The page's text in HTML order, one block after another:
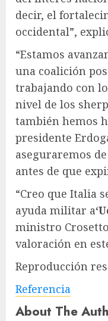
decir, el
occidental”,
“Estamos
una coalición
trabajando con
nivel de los
también hemos
presidente
aseguraremos
antes de que
“Creo que Italia
ayuda militar a
ministro
valoración en
Reproducción
Referencia
About The